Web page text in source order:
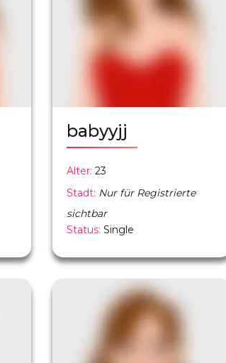
babyyjj
Alter: 23
Stadt: Nur für Registrierte
sichtbar
Status: Single